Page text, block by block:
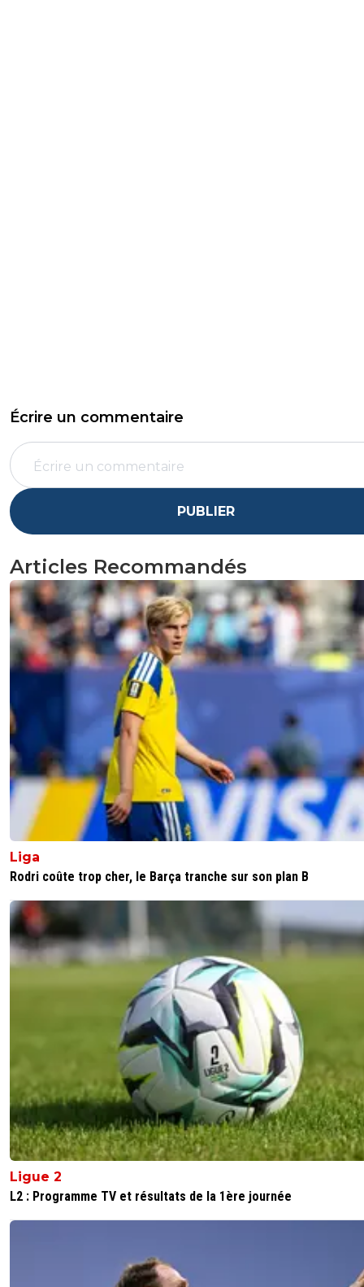
Écrire un commentaire
PUBLIER
Articles Recommandés
Liga
Rodri coûte trop cher, le Barça tranche sur son plan B
Ligue 2
L2 : Programme TV et résultats de la 1ère journée